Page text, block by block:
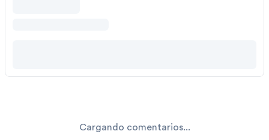
Cargando comentarios...